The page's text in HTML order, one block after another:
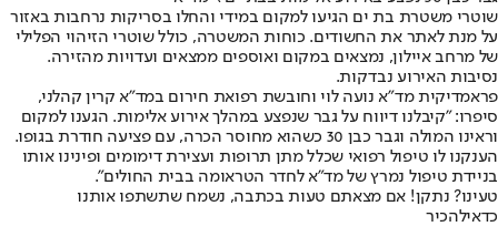
שוטרי משטרת בת ים הגיעו למקום במידי והחלו בסריקות נרחבות באזור
על מנת לאתר את החשודים. כוחות המשטרה, כולל שוטרי הזיהוי הפלילי
של מרחב איילון, נמצאים במקום ואוספים ממצאים ועדויות מהזירה.
נסיבות האירוע נבדקות.
פראמדיקית מד"א נועה לוי וחובשת רפואת חירום במד"א קרין קהלני,
סיפרו: "קיבלנו דיווח על גבר שנפצע במהלך אירוע אלימות. הגענו למקום
וראינו המולה וגבר כבן 30 כשהוא מחוסר הכרה, עם פציעה חודרת בגופו.
הענקנו לו טיפול רפואי שכלל מתן תרופות ועצירת דימומים ופינינו אותו
בניידת טיפול נמרץ של מד"א לחדר הטראומה בבית החולים".
טעינו? נתקן! אם מצאתם טעות בכתבה, נשמח שתשתפו אותנו
כדאילהכיר